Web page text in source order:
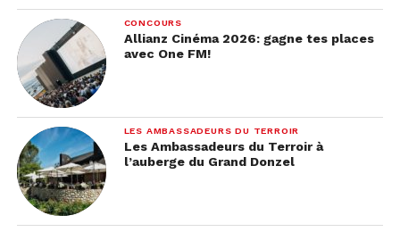
CONCOURS
Allianz Cinéma 2026: gagne tes places
avec One FM!
LES AMBASSADEURS DU TERROIR
Les Ambassadeurs du Terroir à
l’auberge du Grand Donzel